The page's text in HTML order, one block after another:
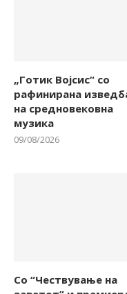
„Готик Војсис“ со
рафинирана
на средновековна
музика
09/08/2026
Со “Чествување на